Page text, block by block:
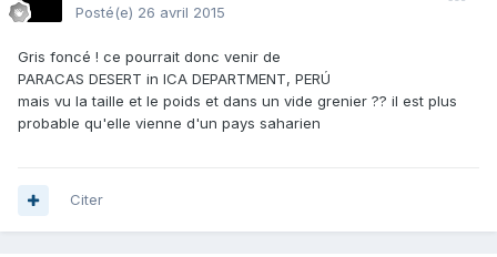
Posté(e) 26 avril 2015
Gris foncé ! ce pourrait donc venir de
PARACAS DESERT in ICA DEPARTMENT, PERÚ
mais vu la taille et le poids et dans un vide grenier ?? il est plus
probable qu'elle vienne d'un pays saharien
Citer